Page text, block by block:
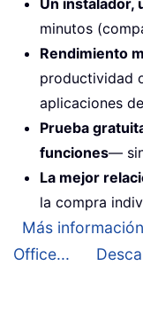
minutos
Rendimiento
productividad
aplicaciones
Prueba
funciones—
La mejor
la compra
Más
Office...